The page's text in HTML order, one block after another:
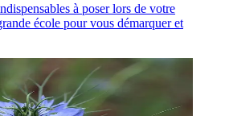
à poser lors de votre
école pour vous démarquer et